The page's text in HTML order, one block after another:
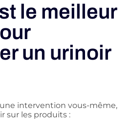
le meilleur
un urinoir
intervention vous-même,
sur les produits :